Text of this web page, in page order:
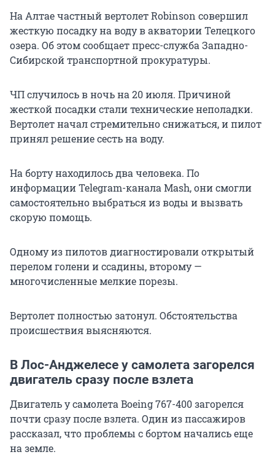
На Алтае частный вертолет Robinson совершил
жесткую посадку на воду в акватории Телецкого
озера. Об этом сообщает пресс-служба Западно-
Сибирской транспортной прокуратуры.
ЧП случилось в ночь на 20 июля. Причиной
жесткой посадки стали технические неполадки.
Вертолет начал стремительно снижаться, и пилот
принял решение сесть на воду.
На борту находилось два человека. По
информации Telegram-канала Mash, они смогли
самостоятельно выбраться из воды и вызвать
скорую помощь.
Одному из пилотов диагностировали открытый
перелом голени и ссадины, второму —
многочисленные мелкие порезы.
Вертолет полностью затонул. Обстоятельства
происшествия выясняются.
В Лос-Анджелесе у самолета загорелся
двигатель сразу после взлета
Двигатель у самолета Boeing 767-400 загорелся
почти сразу после взлета. Один из пассажиров
рассказал, что проблемы с бортом начались еще
на земле.